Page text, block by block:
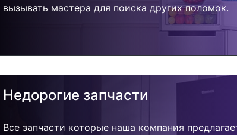
вызывать мастера для поиска других поломок.
Недорогие запчасти
Все запчасти которые наша компания